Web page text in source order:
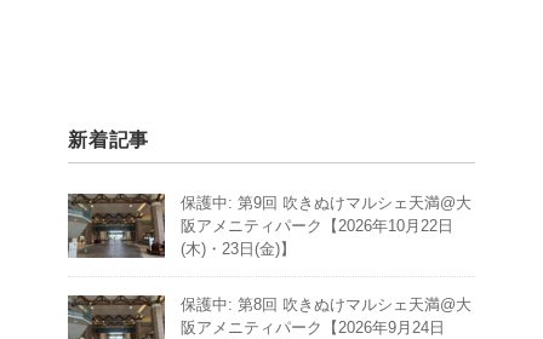
新着記事
保護中: 第9回 吹きぬけマルシェ天満@大
阪アメニティパーク【2026年10月22日
(木)・23日(金)】
保護中: 第8回 吹きぬけマルシェ天満@大
阪アメニティパーク【2026年9月24日